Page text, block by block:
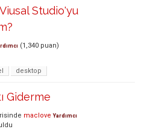
Studio'yu
(1,340 puan)
desktop
Giderme
maclove Yardımcı